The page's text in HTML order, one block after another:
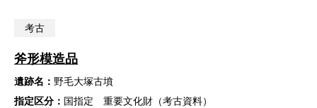
考古
斧形模造品
遺跡名： 野毛大塚古墳
指定区分： 国指定 重要文化財（考古資料）